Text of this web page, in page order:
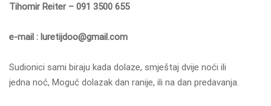
Tihomir Reiter – 091 3500 655
e-mail : luretijdoo@gmail.com
Sudionici sami biraju kada dolaze, smještaj dvije noći ili
jedna noć, Moguć dolazak dan ranije, ili na dan predavanja.